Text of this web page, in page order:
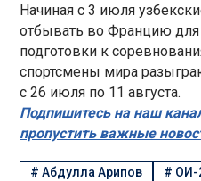
Начиная с 3 июля
отбывать во Францию
подготовки к
спортсмены мира
с 26 июля по 11 августа.
Подпишитесь на наш
пропустить важные
#Абдулла Арипов # ОИ-